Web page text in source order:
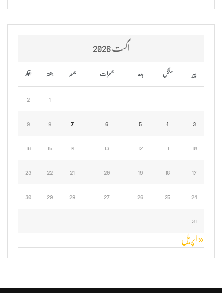
اگست 2026
پیر منگل بدھ جمعرات جمعہ ہفتہ اتوار
1
2
3
4
5
6
7
8
9
10
11
12
13
14
15
16
17
18
19
20
21
22
23
24
25
26
27
28
29
30
31
« اپریل